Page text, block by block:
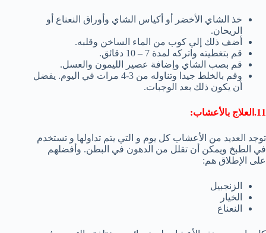
خذ الشاي الأخضر أو أكياس الشاي وأوراق النعناع أو
الريحان.
أضف ذلك إلي كوب من الماء الساخن وقلبه.
قم بتغطيته واتركه لمدة 7 – 10 دقائق.
قم بصب الشاي وإضافة عصير الليمون والعسل.
وقم بالخلط جيدا وتناوله من 3-4 مرات في اليوم. يفضل
أن يكون ذلك بعد الوجبات.
11.العلاج بالأعشاب:
توجد العديد من الأعشاب كل يوم و التي يتم تداولها و تستخدم
في الطبخ ويمكن أن تقلل من الدهون في البطن. وأفضلهم
على الإطلاق هم:
الزنجبيل
الخيار
النعناع